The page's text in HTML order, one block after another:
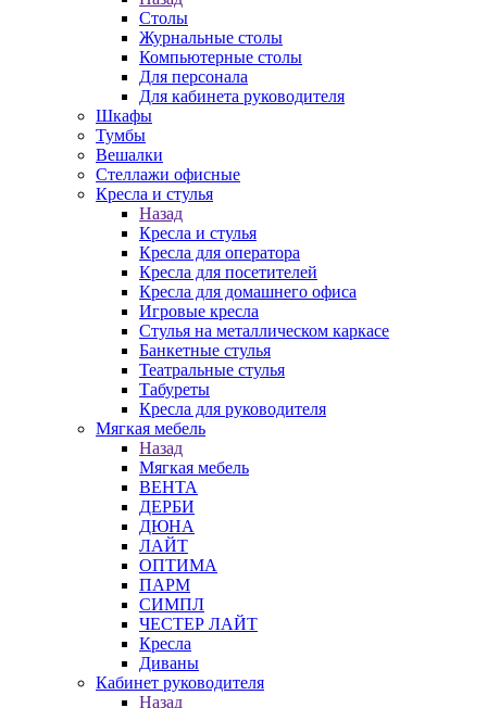
Столы
Журнальные столы
Компьютерные столы
Для персонала
Для кабинета руководителя
Шкафы
Тумбы
Вешалки
Стеллажи офисные
Кресла и стулья
Назад
Кресла и стулья
Кресла для оператора
Кресла для посетителей
Кресла для домашнего офиса
Игровые кресла
Стулья на металлическом каркасе
Банкетные стулья
Театральные стулья
Табуреты
Кресла для руководителя
Мягкая мебель
Назад
Мягкая мебель
ВЕНТА
ДЕРБИ
ДЮНА
ЛАЙТ
ОПТИМА
ПАРМ
СИМПЛ
ЧЕСТЕР ЛАЙТ
Кресла
Диваны
Кабинет руководителя
Назад